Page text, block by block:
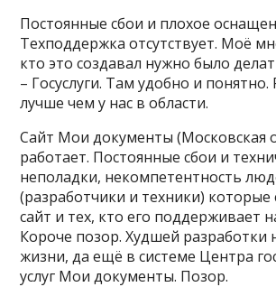
Постоянные сбои и плохое
Техподдержка отсутствует. Моё
кто это создавал нужно было
– Госуслуги. Там удобно и понятно.
лучше чем у нас в области.
Сайт Мои документы (Московская
работает. Постоянные сбои и
неполадки, некомпетентность
(разработчики и техники) которые
сайт и тех, кто его поддерживает
Короче позор. Худшей разработки
жизни, да ещё в системе Центра
услуг Мои документы. Позор.